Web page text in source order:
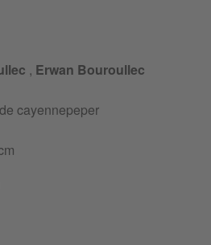
, Erwan Bouroullec
cayennepeper